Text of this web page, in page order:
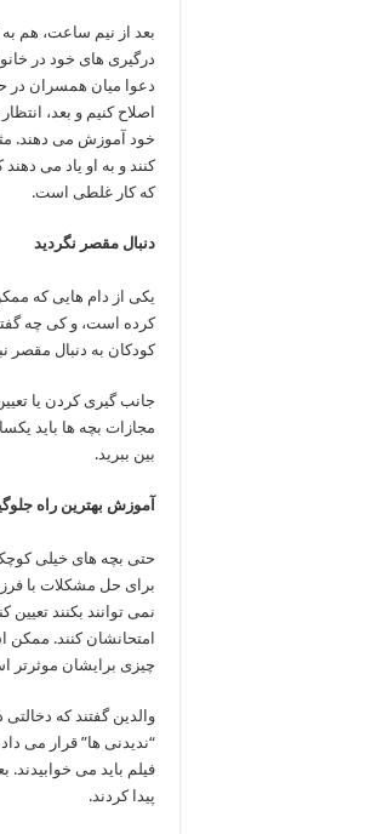
بعد از نیم ساعت، هم به
درگیری های خود در
دعوا میان همسران در
اصلاح کنیم و بعد،
خود آموزش می دهند.
کنند و به او یاد می
که کار غلطی است.
دنبال مقصر نگردید
یکی از دام هایی که
کرده است، و کی چه
کودکان به دنبال مقصر
جانب گیری کردن یا
مجازات بچه ها باید
بین ببرید.
آموزش بهترین راه
حتی بچه های خیلی
برای حل مشکلات با
نمی توانند بکنند تعیین
امتحانشان کنند.
چیزی برایشان موثرتر
والدین گفتند که
“ندیدنی ها” قرار می
فیلم باید می خوابیدند.
پیدا کردند.